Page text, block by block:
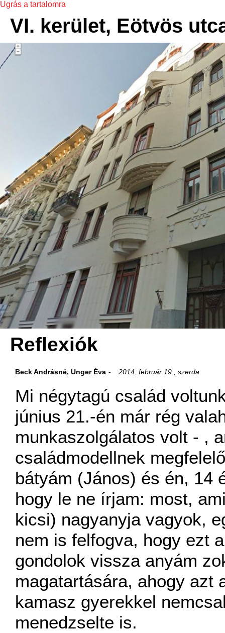
Ugrás a tartalomra
VI. kerület, Eötvös
Reflexiók
Beck Andrásné, Unger Éva 2014. február 19., szerda
Mi négytagú család
június 21.-én már rég
munkaszolgálatos volt - ,
családmodellnek
bátyám (János) és én, 14
hogy le ne írjam: most,
kicsi) nagyanyja vagyok,
nem is felfogva, hogy ezt
gondolok vissza anyám
magatartására, ahogy azt
kamasz gyerekkel
menedzselte is.